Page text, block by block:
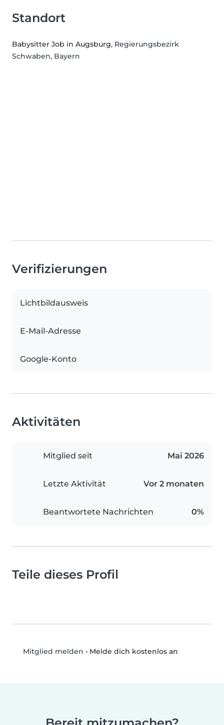
Standort
Babysitter Job in Augsburg, Regierungsbezirk
Schwaben, Bayern
Verifizierungen
Lichtbildausweis
E-Mail-Adresse
Google-Konto
Aktivitäten
Mitglied seit Mai 2026
Letzte Aktivität Vor 2 monaten
Beantwortete Nachrichten 0%
Teile dieses Profil
Mitglied melden • Melde dich kostenlos an